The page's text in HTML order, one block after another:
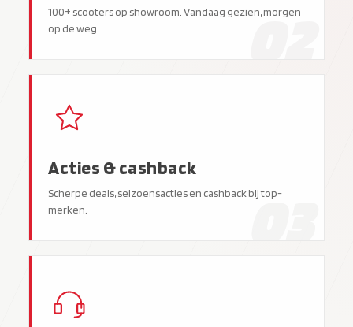
100+ scooters op showroom. Vandaag gezien, morgen
op de weg.
02
Acties & cashback
Scherpe deals, seizoensacties en cashback bij top-
merken.
03